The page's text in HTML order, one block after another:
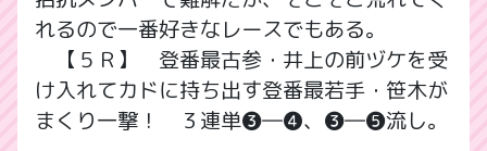
れるので一番好きなレースでもある。
【５Ｒ】 登番最古参・井上の前ヅケを受
け入れてカドに持ち出す登番最若手・笹木が
まくり一撃！ ３連単❸―❹、❸―❺流し。